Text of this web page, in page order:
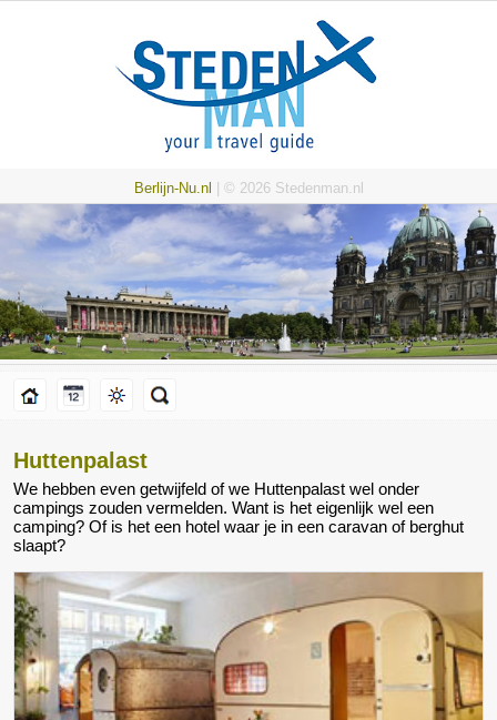
Berlijn-Nu.nl | © 2026 Stedenman.nl
Huttenpalast
We hebben even getwijfeld of we Huttenpalast wel onder
campings zouden vermelden. Want is het eigenlijk wel een
camping? Of is het een hotel waar je in een caravan of berghut
slaapt?